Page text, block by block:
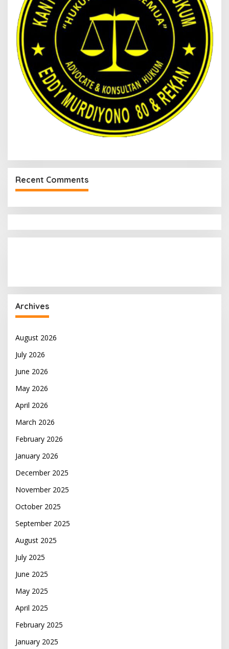
Recent Comments
Archives
August 2026
July 2026
June 2026
May 2026
April 2026
March 2026
February 2026
January 2026
December 2025
November 2025
October 2025
September 2025
August 2025
July 2025
June 2025
May 2025
April 2025
February 2025
January 2025